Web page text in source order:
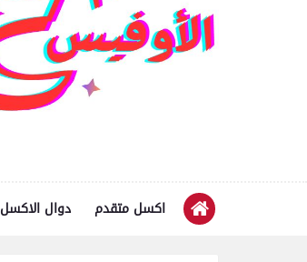
اكسل متقدم دوال الاكسل